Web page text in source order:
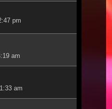
pm
am
am